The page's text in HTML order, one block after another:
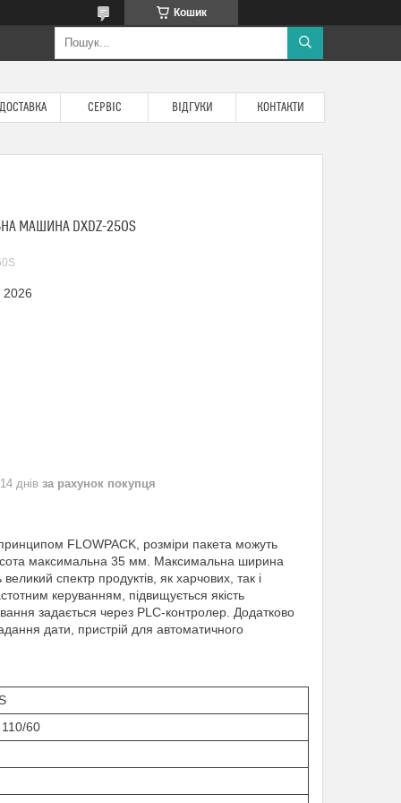
Кошик
СЕРВІС ВІДГУКИ КОНТАКТИ
МАШИНА DXDZ-250S
2026
днів за рахунок покупця
FLOWPACK, розміри пакета можуть
максимальна 35 мм. Максимальна ширина
спектр продуктів, як харчових, так і
керуванням, підвищується якість
задається через PLC-контролер. Додатково
дати, пристрій для автоматичного
60